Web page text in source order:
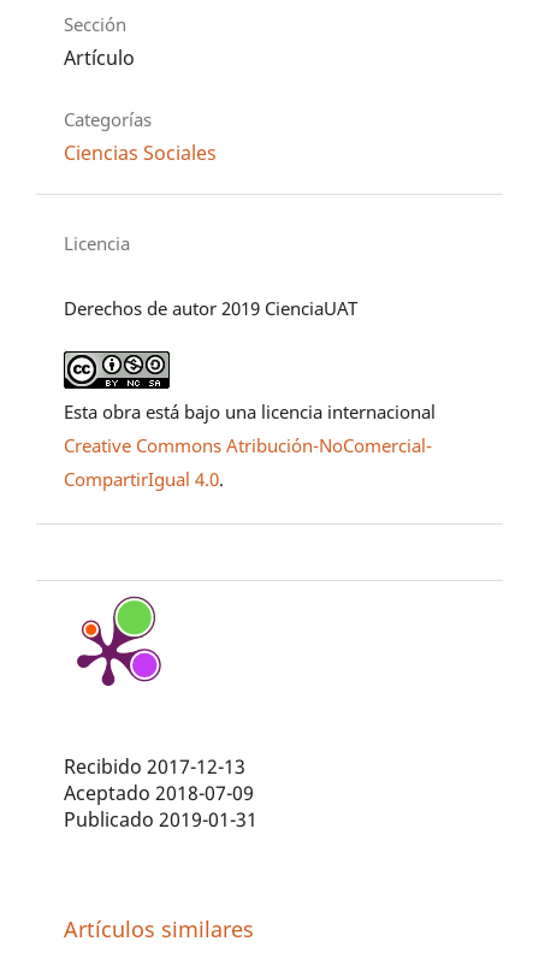
Sección
Artículo
Categorías
Ciencias Sociales
Licencia
Derechos de autor 2019 CienciaUAT
Esta obra está bajo una licencia internacional
Creative Commons Atribución-NoComercial-
CompartirIgual 4.0.
Recibido 2017-12-13
Aceptado 2018-07-09
Publicado 2019-01-31
Artículos similares